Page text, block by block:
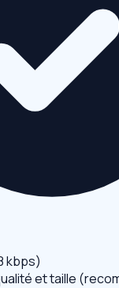
kbps)
et taille